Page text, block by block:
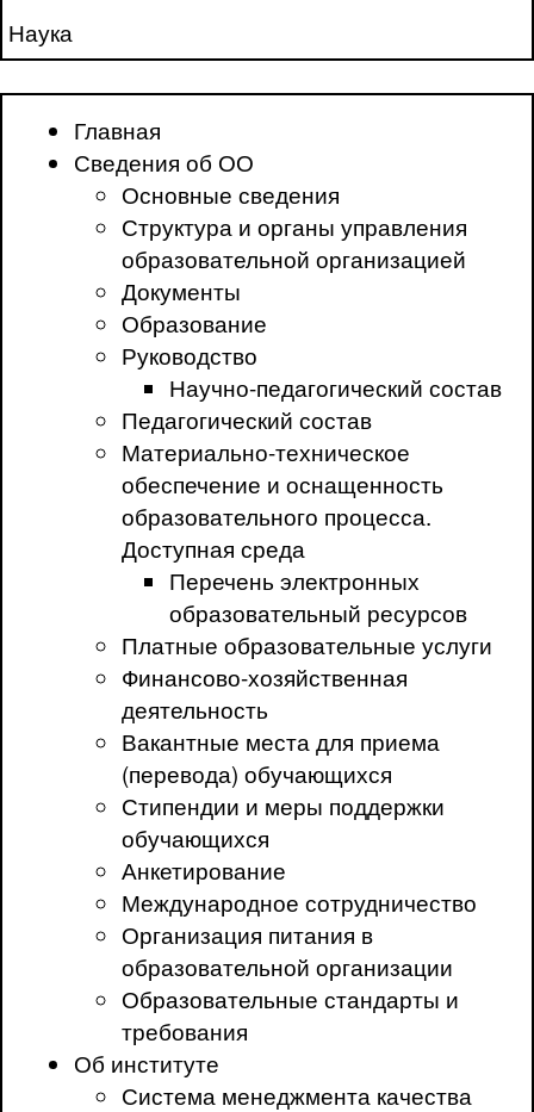
Наука
Главная
Сведения об ОО
Основные сведения
Структура и органы управления
образовательной организацией
Документы
Образование
Руководство
Научно-педагогический состав
Педагогический состав
Материально-техническое
обеспечение и оснащенность
образовательного процесса.
Доступная среда
Перечень электронных
образовательный ресурсов
Платные образовательные услуги
Финансово-хозяйственная
деятельность
Вакантные места для приема
(перевода) обучающихся
Стипендии и меры поддержки
обучающихся
Анкетирование
Международное сотрудничество
Организация питания в
образовательной организации
Образовательные стандарты и
требования
Об институте
Система менеджмента качества